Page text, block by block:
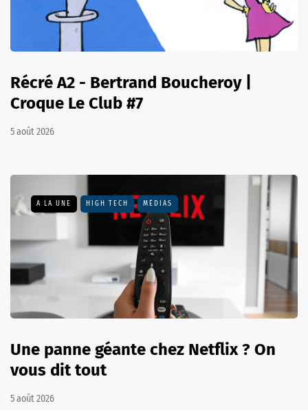
Récré A2 - Bertrand Boucheroy |
Croque Le Club #7
5 août 2026
A LA UNE HIGH TECH MÉDIAS
Une panne géante chez Netflix ? On
vous dit tout
5 août 2026